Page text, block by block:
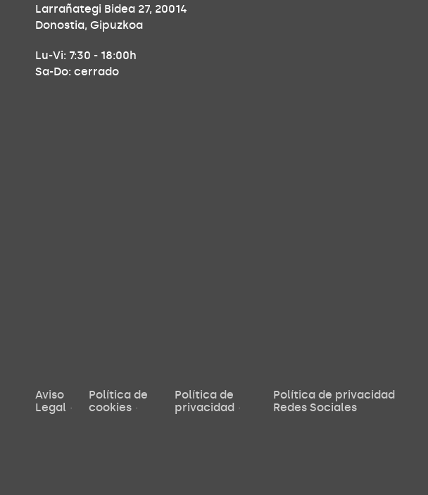
Larrañategi Bidea 27, 20014
Donostia, Gipuzkoa
Lu-Vi: 7:30 - 18:00h
Sa-Do: cerrado
Aviso
Legal
Política de
cookies
Política de
privacidad
Política de privacidad
Redes Sociales